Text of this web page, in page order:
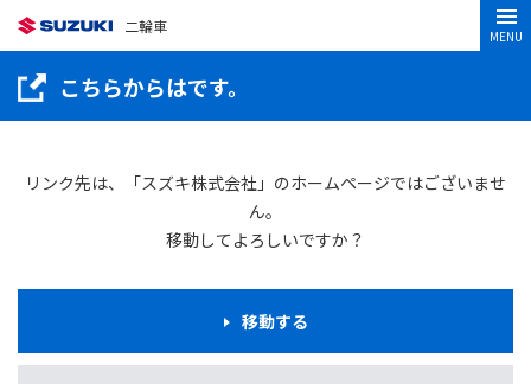
二輪車
MENU
こちらからはです。
リンク先は、「スズキ株式会社」のホームページではございませ
ん。
移動してよろしいですか？
移動する